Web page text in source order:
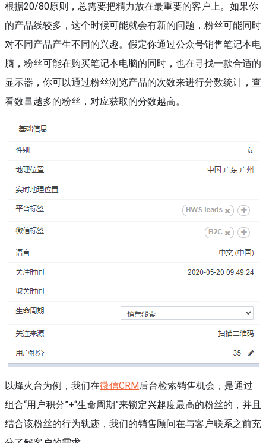
根据20/80原则，总需要把精力放在最重要的客户上。如果你
的产品线较多，这个时候可能就会有新的问题，粉丝可能同时
对不同产品产生不同的兴趣。假定你通过公众号销售笔记本电
脑，粉丝可能在购买笔记本电脑的同时，也在寻找一款合适的
显示器，你可以通过粉丝浏览产品的次数来进行分数统计，查
看数量越多的粉丝，对应获取的分数越高。
以烽火台为例，我们在微信CRM后台检索销售机会，是通过
组合“用户积分”+“生命周期”来锁定兴趣度最高的粉丝的，并且
结合该粉丝的行为轨迹，我们的销售顾问在与客户联系之前充